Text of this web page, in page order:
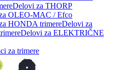
Delovi za THORP
OLEO-MAC / Efco
HONDA trimereDelovi za
Delovi za ELEKTRIČNE
za trimere